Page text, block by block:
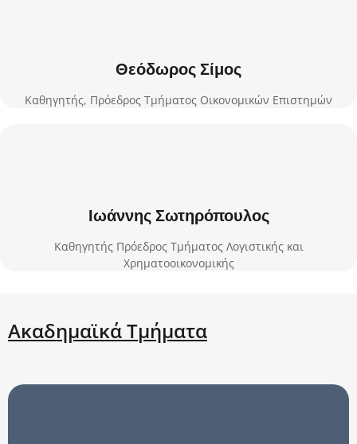
Θεόδωρος Σίμος
Καθηγητής, Πρόεδρος Τμήματος Οικονομικών Επιστημών
Ιωάννης Σωτηρόπουλος
Καθηγητής Πρόεδρος Τμήματος Λογιστικής και
Χρηματοοικονομικής
Ακαδημαϊκά Τμήματα